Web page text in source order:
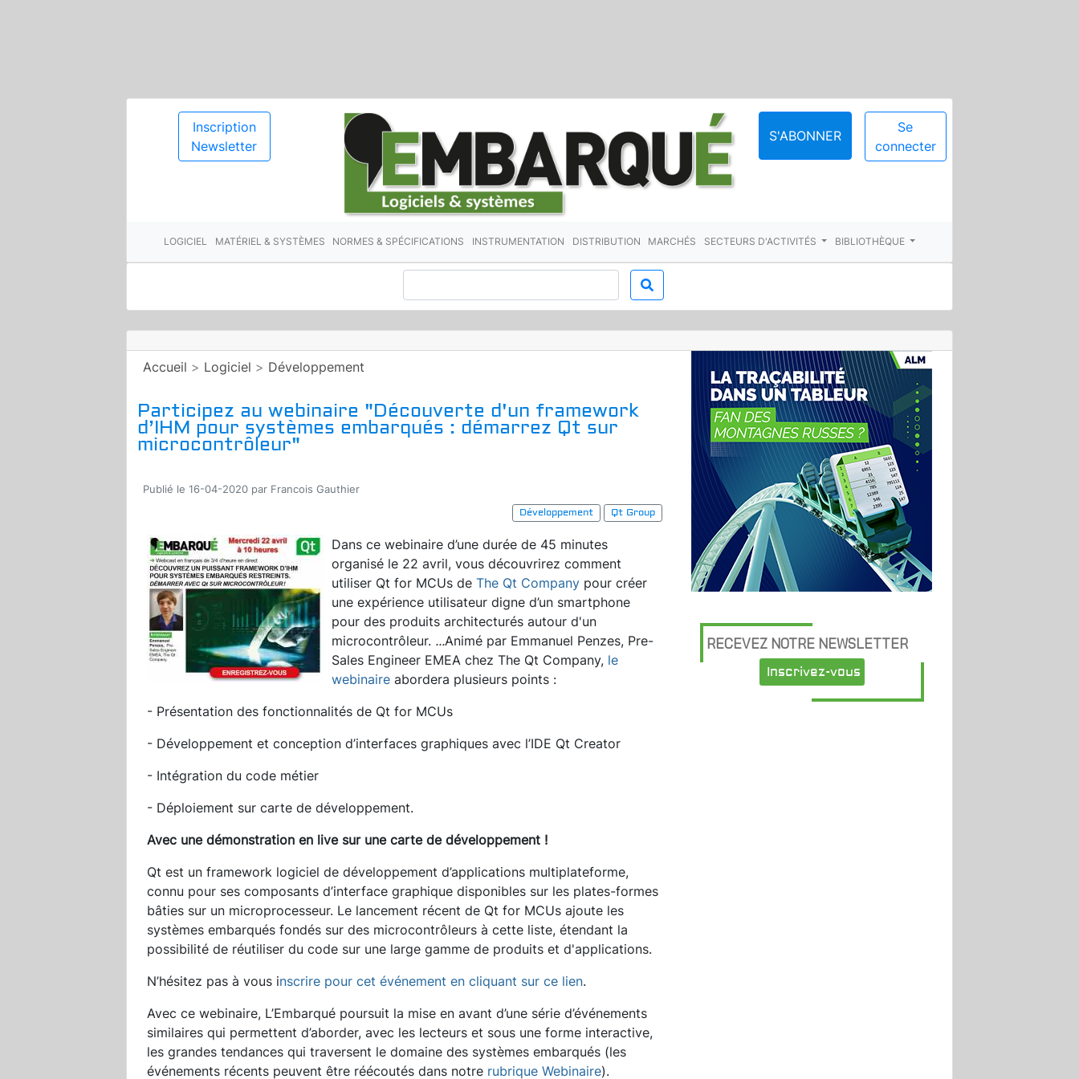
Inscription
Newsletter
S'ABONNER
Se
connecter
LOGICIEL MATÉRIEL & SYSTÈMES NORMES & SPÉCIFICATIONS INSTRUMENTATION DISTRIBUTION MARCHÉS SECTEURS D'ACTIVITÉS BIBLIOTHÈQUE
Accueil > Logiciel > Développement
Participez au webinaire "Découverte d'un framework
d’IHM pour systèmes embarqués : démarrez Qt sur
microcontrôleur"
Publié le 16-04-2020 par Francois Gauthier
Développement
Qt Group
Dans ce webinaire d’une durée de 45 minutes
organisé le 22 avril, vous découvrirez comment
utiliser Qt for MCUs de The Qt Company pour créer
une expérience utilisateur digne d’un smartphone
pour des produits architecturés autour d'un
microcontrôleur. ...Animé par Emmanuel Penzes, Pre-
Sales Engineer EMEA chez The Qt Company, le
webinaire abordera plusieurs points :
- Présentation des fonctionnalités de Qt for MCUs
- Développement et conception d’interfaces graphiques avec l’IDE Qt Creator
- Intégration du code métier
- Déploiement sur carte de développement.
Avec une démonstration en live sur une carte de développement !
Qt est un framework logiciel de développement d’applications multiplateforme,
connu pour ses composants d’interface graphique disponibles sur les plates-formes
bâties sur un microprocesseur. Le lancement récent de Qt for MCUs ajoute les
systèmes embarqués fondés sur des microcontrôleurs à cette liste, étendant la
possibilité de réutiliser du code sur une large gamme de produits et d'applications.
N’hésitez pas à vous inscrire pour cet événement en cliquant sur ce lien.
Avec ce webinaire, L’Embarqué poursuit la mise en avant d’une série d’événements
similaires qui permettent d’aborder, avec les lecteurs et sous une forme interactive,
les grandes tendances qui traversent le domaine des systèmes embarqués (les
événements récents peuvent être réécoutés dans notre rubrique Webinaire).
RECEVEZ NOTRE NEWSLETTER
Inscrivez-vous